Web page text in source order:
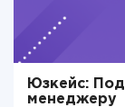
Юзкейс:
менеджеру